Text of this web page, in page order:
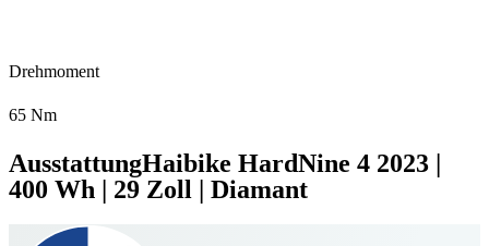
Drehmoment
65 Nm
AusstattungHaibike HardNine 4 2023 |
400 Wh | 29 Zoll | Diamant